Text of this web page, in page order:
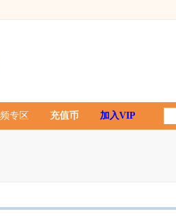
专区 充值币 加入VIP